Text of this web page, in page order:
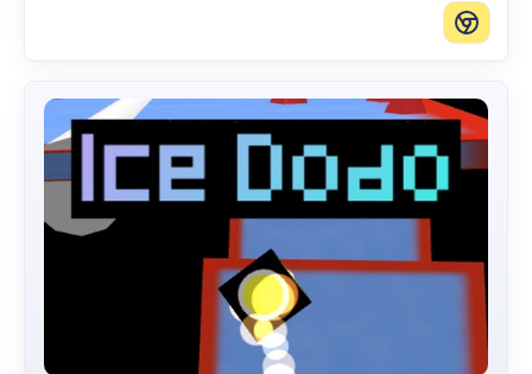
vous raviront en se déplaçant sur l'écran. Vous
pouvez ajouter des chats de la taille que vous voulez.